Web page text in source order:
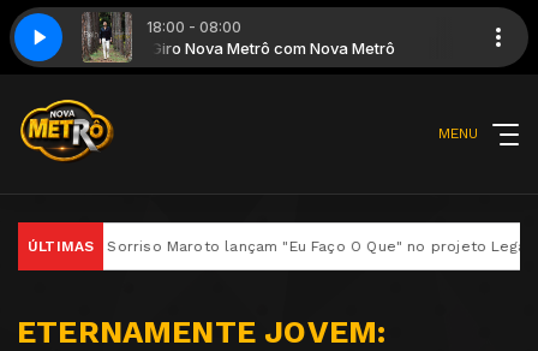
18:00 - 08:00
Giro Nova Metrô com Nova Metrô
PagodinhoBelo - 2019 - Lugarzinho - Emicida e Zeca Pagodinho
MENU
ÚLTIMAS
e Sorriso Maroto lançam "Eu Faço O Que" no projeto Legado – Só
ETERNAMENTE JOVEM: